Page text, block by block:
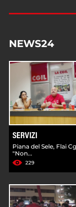
NEWS24
SERVIZI
Piana del Sele, Flai
"Non...
229